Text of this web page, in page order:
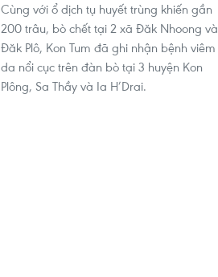
Cùng với ổ dịch tụ huyết trùng khiến gần
200 trâu, bò chết tại 2 xã Đăk Nhoong và
Đăk Plô, Kon Tum đã ghi nhận bệnh viêm
da nổi cục trên đàn bò tại 3 huyện Kon
Plông, Sa Thầy và Ia H’Drai.